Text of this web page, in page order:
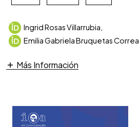
Ingrid Rosas Villarrubia,
Emilia Gabriela Bruquetas Correa
Más Información